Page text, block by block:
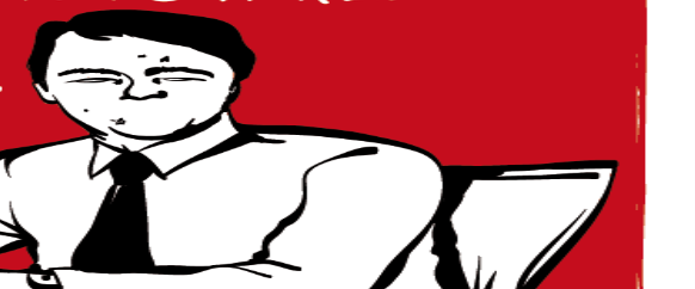
Libri di Fausto
Carotenuto
Corsi Online
Una nuova sezione in costante